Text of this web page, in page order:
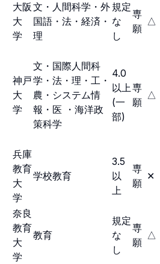
大阪
大
学
文・人間科学・外
国語・法・経済・
理
規定
な
し
専
願
△
神戸
大
学
文・国際人間科
学・法・理・工・
農・システム情
報・医 ・海洋政
策科学
4.0
以上
(一
部)
専
願
△
兵庫
教育
大
学
学校教育
3.5
以
上
専
願
✕
奈良
教育
大
学
教育
規定
な
し
専
願
△